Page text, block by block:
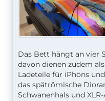
Das Bett hängt an vier
davon dienen zudem
Ladeteile für iPhöns
das spätrömische
Schwanenhals und